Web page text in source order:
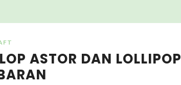
ASTOR DAN LOLLIPOP